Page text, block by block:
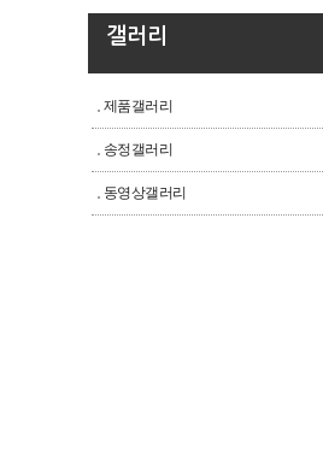
갤러리
제품갤러리
송정갤러리
동영상갤러리